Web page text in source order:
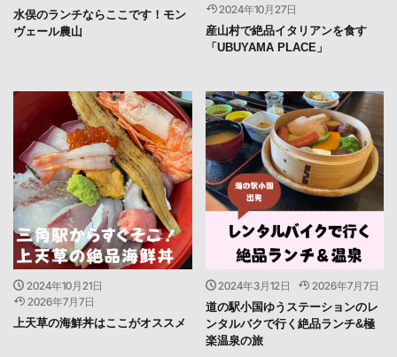
水俣のランチならここです！モン
ヴェール農山
2024年10月27日
産山村で絶品イタリアンを食す
「UBUYAMA PLACE」
2024年10月21日
2026年7月7日
上天草の海鮮丼はここがオススメ
2024年3月12日
2026年7月7日
道の駅小国ゆうステーションのレ
ンタルバクで行く絶品ランチ&極
楽温泉の旅